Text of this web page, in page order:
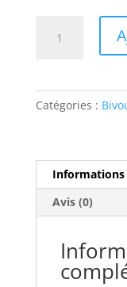
460g
Catégories :
Avis (0)